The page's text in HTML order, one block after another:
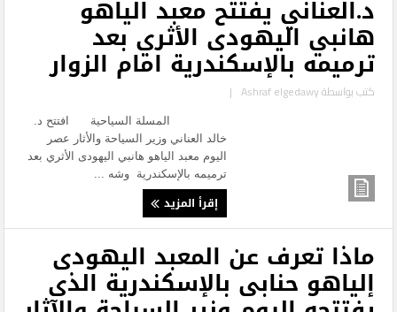
د.العناني يفتتح معبد الياهو
هانبي اليهودى الأثري بعد
ترميمه بالإسكندرية امام الزوار
كتب بواسطةAshraf elgedawy
|
المسلة السياحية افتتح د.
خالد العناني وزير السياحة والأثار عصر
اليوم معبد الياهو هانبي اليهودى الأثري بعد
ترميمه بالإسكندرية وشه ...
إقرأ المزيد
ماذا تعرف عن المعبد اليهودى
إلياهو حنابى بالإسكندرية الذى